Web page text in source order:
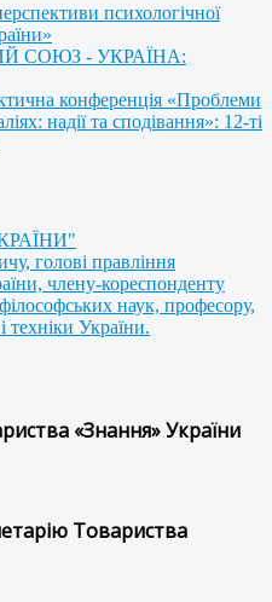
психологічної
СОЮЗ - УКРАЇНА:
конференція «Проблеми
надії та сподівання»: 12-ті
голові правління
члену-кореспонденту
наук, професору,
техніки України.
«Знання» України
Товариства